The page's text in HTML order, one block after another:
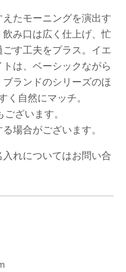
たモーニングを演出す
み口は広く仕上げ、忙
す工夫をプラス。イエ
は、ベーシックながら
ランドのシリーズのほ
く自然にマッチ。
ざいます。
場合がございます。
れについてはお問い合